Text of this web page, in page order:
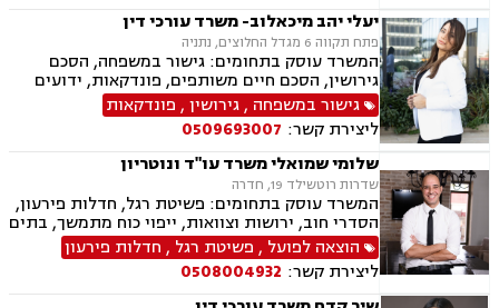
יעלי יהב מיכאלוב- משרד עורכי דין
פתח תקווה 6 מגדל החלוצים, נתניה
המשרד עוסק בתחומים: גישור במשפחה, הסכם
גירושין, הסכם חיים משותפים, פונדקאות, ידועים
בציבור, אפוטרופסות, הסכמי ממון, אבהות, מזונות,
זמני שהות, גירושין, הורות חד מינית, נישואים
אזרחיים, חוק הנוער, אימוץ , חלוקת רכוש, מעמד
אישי, תיאום הורי, חטיפת ילדים, זמני שהות (החזקת
ילדים), אומנה, ניכור הורי, עסקאות מתנה, הוצאה
לפועל, חדלות פירעון, ייפוי כוח מתמשך, מסמך
הבעת רצון, צוואות וירושה.
גישור במשפחה ,גירושין, פונדקאות
ליצירת קשר: 0509693007
שלומי שמואלי משרד עו"ד ונוטריון
שדרות רוטשילד 19, חדרה
המשרד עוסק בתחומים: פשיטת רגל, חדלות פירעון,
הסדרי חוב, ירושות וצוואות, ייפוי כוח מתמשך, בתים
משותפים, עסקאות מכר דירה, ליטיגציה, לשון הרע,
מיסים
הוצאה לפועל , פשיטת רגל , חדלות פירעון
ליצירת קשר: 0508004932